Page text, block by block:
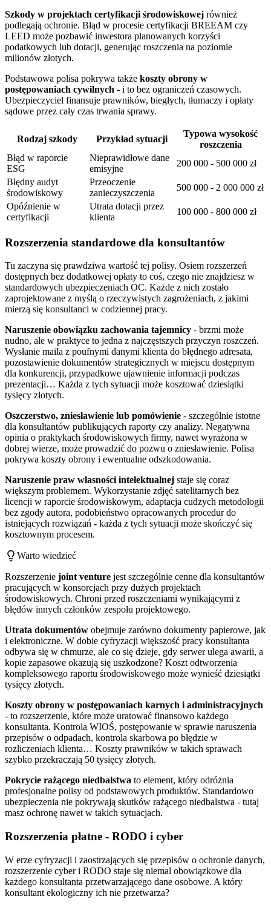
Szkody w projektach certyfikacji środowiskowej również
podlegają ochronie. Błąd w procesie certyfikacji BREEAM czy
LEED może pozbawić inwestora planowanych korzyści
podatkowych lub dotacji, generując roszczenia na poziomie
milionów złotych.
Podstawowa polisa pokrywa także koszty obrony w
postępowaniach cywilnych - i to bez ograniczeń czasowych.
Ubezpieczyciel finansuje prawników, biegłych, tłumaczy i opłaty
sądowe przez cały czas trwania sprawy.
Rodzaj szkody Przykład sytuacji
Typowa wysokość
roszczenia
Błąd w raporcie
ESG
Nieprawidłowe dane
emisyjne
200 000 - 500 000 zł
Błędny audyt
środowiskowy
Przeoczenie
zanieczyszczenia
500 000 - 2 000 000 zł
Opóźnienie w
certyfikacji
Utrata dotacji przez
klienta
100 000 - 800 000 zł
Rozszerzenia standardowe dla konsultantów
Tu zaczyna się prawdziwa wartość tej polisy. Osiem rozszerzeń
dostępnych bez dodatkowej opłaty to coś, czego nie znajdziesz w
standardowych ubezpieczeniach OC. Każde z nich zostało
zaprojektowane z myślą o rzeczywistych zagrożeniach, z jakimi
mierzą się konsultanci w codziennej pracy.
Naruszenie obowiązku zachowania tajemnicy - brzmi może
nudno, ale w praktyce to jedna z najczęstszych przyczyn roszczeń.
Wysłanie maila z poufnymi danymi klienta do błędnego adresata,
pozostawienie dokumentów strategicznych w miejscu dostępnym
dla konkurencji, przypadkowe ujawnienie informacji podczas
prezentacji… Każda z tych sytuacji może kosztować dziesiątki
tysięcy złotych.
Oszczerstwo, zniesławienie lub pomówienie - szczególnie istotne
dla konsultantów publikujących raporty czy analizy. Negatywna
opinia o praktykach środowiskowych firmy, nawet wyrażona w
dobrej wierze, może prowadzić do pozwu o zniesławienie. Polisa
pokrywa koszty obrony i ewentualne odszkodowania.
Naruszenie praw własności intelektualnej staje się coraz
większym problemem. Wykorzystanie zdjęć satelitarnych bez
licencji w raporcie środowiskowym, adaptacja cudzych metodologii
bez zgody autora, podobieństwo opracowanych procedur do
istniejących rozwiązań - każda z tych sytuacji może skończyć się
kosztownym procesem.
Warto wiedzieć
Rozszerzenie joint venture jest szczególnie cenne dla konsultantów
pracujących w konsorcjach przy dużych projektach
środowiskowych. Chroni przed roszczeniami wynikającymi z
błędów innych członków zespołu projektowego.
Utrata dokumentów obejmuje zarówno dokumenty papierowe, jak
i elektroniczne. W dobie cyfryzacji większość pracy konsultanta
odbywa się w chmurze, ale co się dzieje, gdy serwer ulega awarii, a
kopie zapasowe okazują się uszkodzone? Koszt odtworzenia
kompleksowego raportu środowiskowego może wynieść dziesiątki
tysięcy złotych.
Koszty obrony w postępowaniach karnych i administracyjnych
- to rozszerzenie, które może uratować finansowo każdego
konsultanta. Kontrola WIOŚ, postępowanie w sprawie naruszenia
przepisów o odpadach, kontrola skarbowa po błędzie w
rozliczeniach klienta… Koszty prawników w takich sprawach
szybko przekraczają 50 tysięcy złotych.
Pokrycie rażącego niedbalstwa to element, który odróżnia
profesjonalne polisy od podstawowych produktów. Standardowo
ubezpieczenia nie pokrywają skutków rażącego niedbalstwa - tutaj
masz ochronę nawet w takich sytuacjach.
Rozszerzenia płatne - RODO i cyber
W erze cyfryzacji i zaostrzających się przepisów o ochronie danych,
rozszerzenie cyber i RODO staje się niemal obowiązkowe dla
każdego konsultanta przetwarzającego dane osobowe. A który
konsultant ekologiczny ich nie przetwarza?